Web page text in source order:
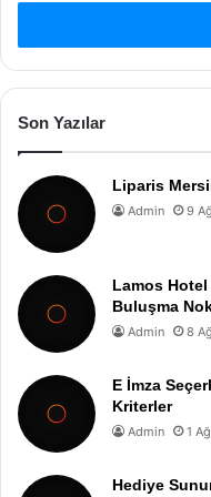
Son Yazılar
Liparis
Admin 9
Lamos
Buluşma
Admin 8
E İmza
Kriterler
Admin 1
Hediye